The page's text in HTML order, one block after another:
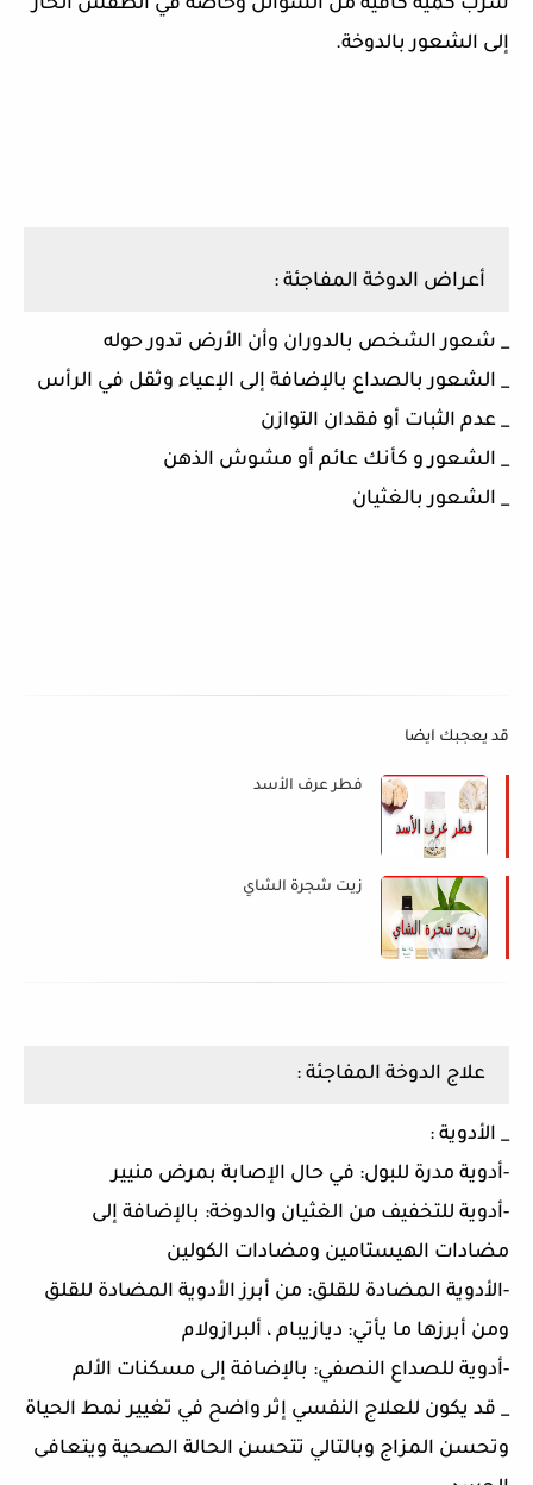
شرب كمية كافية من السوائل وخاصة في الطقس الحار
إلى الشعور بالدوخة.
أعراض الدوخة المفاجئة :
_ شعور الشخص بالدوران وأن الأرض تدور حوله
_ الشعور بالصداع بالإضافة إلى الإعياء وثقل في الرأس
_ عدم الثبات أو فقدان التوازن
_ الشعور و كأنك عائم أو مشوش الذهن
_ الشعور بالغثيان
قد يعجبك ايضا
فطر عرف الأسد
زيت شجرة الشاي
علاج الدوخة المفاجئة :
_ الأدوية :
-أدوية مدرة للبول: في حال الإصابة بمرض منيير
-أدوية للتخفيف من الغثيان والدوخة: بالإضافة إلى
مضادات الهيستامين ومضادات الكولين
-الأدوية المضادة للقلق: من أبرز الأدوية المضادة للقلق
ومن أبرزها ما يأتي: ديازيبام ، ألبرازولام
-أدوية للصداع النصفي: بالإضافة إلى مسكنات الألم
_ قد يكون للعلاج النفسي إثر واضح في تغيير نمط الحياة
وتحسن المزاج وبالتالي تتحسن الحالة الصحية ويتعافى